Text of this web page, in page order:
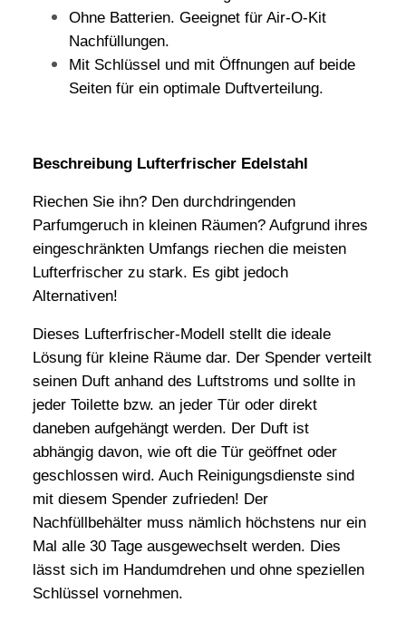
Ohne Batterien. Geeignet für Air-O-Kit
Nachfüllungen.
Mit Schlüssel und mit Öffnungen auf beide
Seiten für ein optimale Duftverteilung.
Beschreibung Lufterfrischer Edelstahl
Riechen Sie ihn? Den durchdringenden
Parfumgeruch in kleinen Räumen? Aufgrund ihres
eingeschränkten Umfangs riechen die meisten
Lufterfrischer zu stark. Es gibt jedoch
Alternativen!
Dieses Lufterfrischer-Modell stellt die ideale
Lösung für kleine Räume dar. Der Spender verteilt
seinen Duft anhand des Luftstroms und sollte in
jeder Toilette bzw. an jeder Tür oder direkt
daneben aufgehängt werden. Der Duft ist
abhängig davon, wie oft die Tür geöffnet oder
geschlossen wird. Auch Reinigungsdienste sind
mit diesem Spender zufrieden! Der
Nachfüllbehälter muss nämlich höchstens nur ein
Mal alle 30 Tage ausgewechselt werden. Dies
lässt sich im Handumdrehen und ohne speziellen
Schlüssel vornehmen.